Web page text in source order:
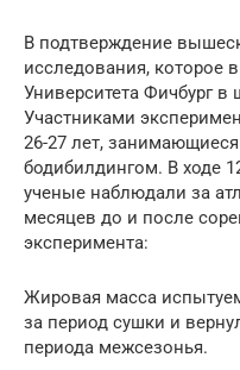
В подтверждение
исследования, которое
Университета Фичбург в
Участниками
26-27 лет,
бодибилдингом. В ходе
ученые наблюдали за
месяцев до и после
эксперимента:
Жировая масса
за период сушки и
периода межсезонья.